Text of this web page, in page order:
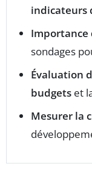
indicateurs
Importance
sondages
Évaluation
budgets et
Mesurer la